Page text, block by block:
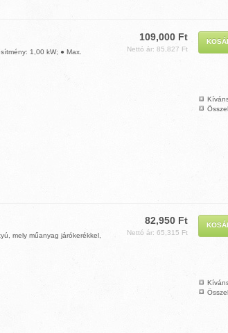
109,000 Ft
Nettó ár: 85,827 Ft
1,00 kW; ● Max.
82,950 Ft
Nettó ár: 65,315 Ft
mely műanyag járókerékkel,